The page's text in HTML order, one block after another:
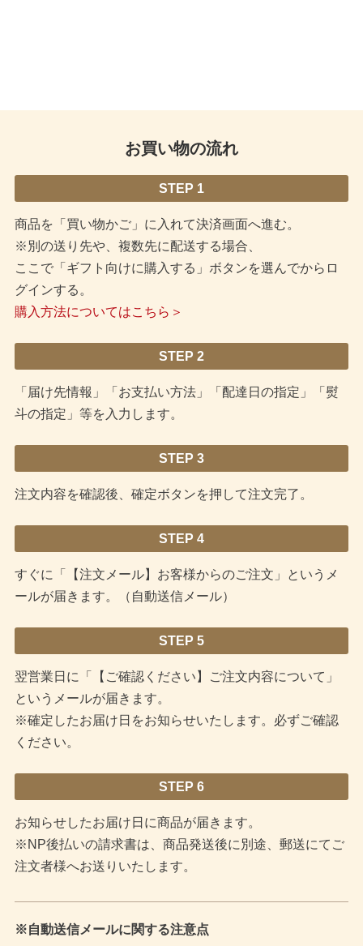
お買い物の流れ
STEP 1
商品を「買い物かご」に入れて決済画面へ進む。
※別の送り先や、複数先に配送する場合、
ここで「ギフト向けに購入する」ボタンを選んでからロ
グインする。
購入方法についてはこちら＞
STEP 2
「届け先情報」「お支払い方法」「配達日の指定」「熨
斗の指定」等を入力します。
STEP 3
注文内容を確認後、確定ボタンを押して注文完了。
STEP 4
すぐに「【注文メール】お客様からのご注文」というメ
ールが届きます。（自動送信メール）
STEP 5
翌営業日に「【ご確認ください】ご注文内容について」
というメールが届きます。
※確定したお届け日をお知らせいたします。必ずご確認
ください。
STEP 6
お知らせしたお届け日に商品が届きます。
※NP後払いの請求書は、商品発送後に別途、郵送にてご
注文者様へお送りいたします。
※自動送信メールに関する注意点